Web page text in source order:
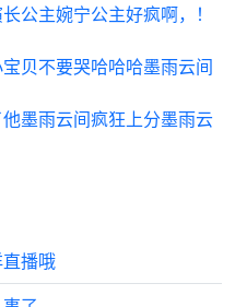
公主婉宁公主好疯啊，！
贝不要哭哈哈哈墨雨云间
墨雨云间疯狂上分墨雨云
播哦